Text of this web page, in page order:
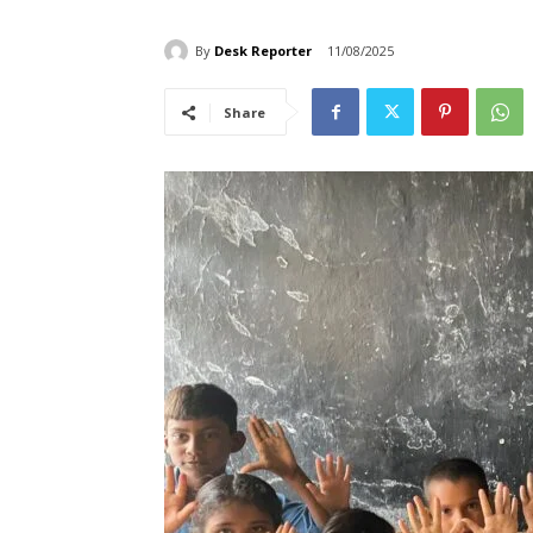
By Desk Reporter 11/08/2025
Share